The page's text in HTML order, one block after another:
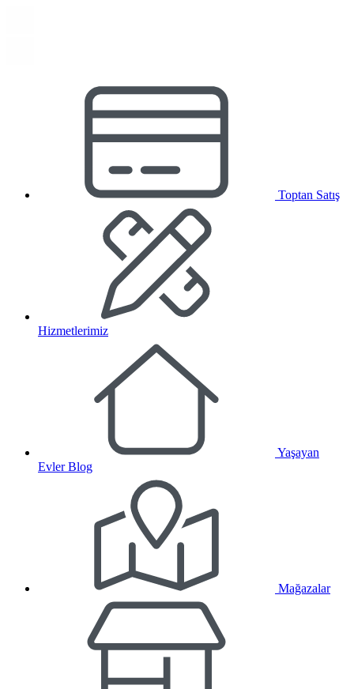
Toptan Satış
Hizmetlerimiz
Yaşayan
Evler Blog
Mağazalar